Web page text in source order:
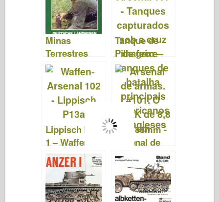
40
Minas
Terrestres
Alemãs -
Arsenal de
Armas 164
Tanque de
Pilhagem –
Arsenal de
Armas 137
Lippisch DM-
1 – Waffen
Arsenal 102
Flak 88mm -
Arsenal de
Armas 101